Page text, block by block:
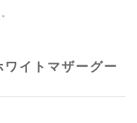
イトマザーグー